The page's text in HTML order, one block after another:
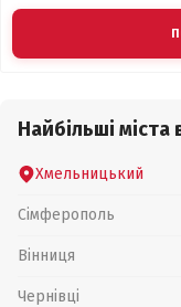
Найбільші міста
Хмельницький
Сімферополь
Вінниця
Чернівці